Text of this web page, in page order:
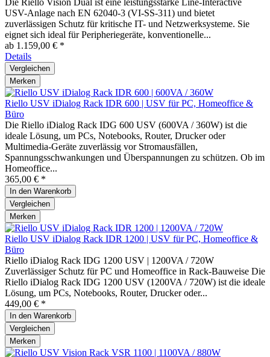
USV-Anlage nach EN 62040-3 (VI-SS-311) und bietet
zuverlässigen Schutz für kritische IT- und Netzwerksysteme. Sie
eignet sich ideal für Peripheriegeräte, konventionelle...
ab 1.159,00 € *
Details
Vergleichen
Merken
Riello USV iDialog Rack IDR 600 | USV für PC, Homeoffice &
Büro
Die Riello iDialog Rack IDG 600 USV (600VA / 360W) ist die
ideale Lösung, um PCs, Notebooks, Router, Drucker oder
Multimedia-Geräte zuverlässig vor Stromausfällen,
Spannungsschwankungen und Überspannungen zu schützen. Ob im
Homeoffice...
365,00 € *
In den Warenkorb
Vergleichen
Merken
Riello USV iDialog Rack IDR 1200 | USV für PC, Homeoffice &
Büro
Riello iDialog Rack IDG 1200 USV | 1200VA / 720W
Zuverlässiger Schutz für PC und Homeoffice in Rack-Bauweise Die
Riello iDialog Rack IDG 1200 USV (1200VA / 720W) ist die ideale
Lösung, um PCs, Notebooks, Router, Drucker oder...
449,00 € *
In den Warenkorb
Vergleichen
Merken